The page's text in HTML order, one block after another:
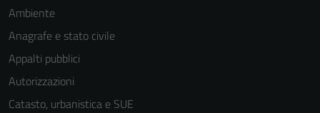
Ambiente
Anagrafe e stato civile
Appalti pubblici
Autorizzazioni
Catasto, urbanistica e SUE